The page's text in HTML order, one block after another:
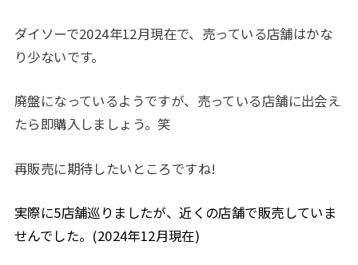
ダイソーで2024年12月現在で、売っている店舗はかな
り少ないです。
廃盤になっているようですが、売っている店舗に出会え
たら即購入しましょう。笑
再販売に期待したいところですね!
実際に5店舗巡りましたが、近くの店舗で販売していま
せんでした。(2024年12月現在)